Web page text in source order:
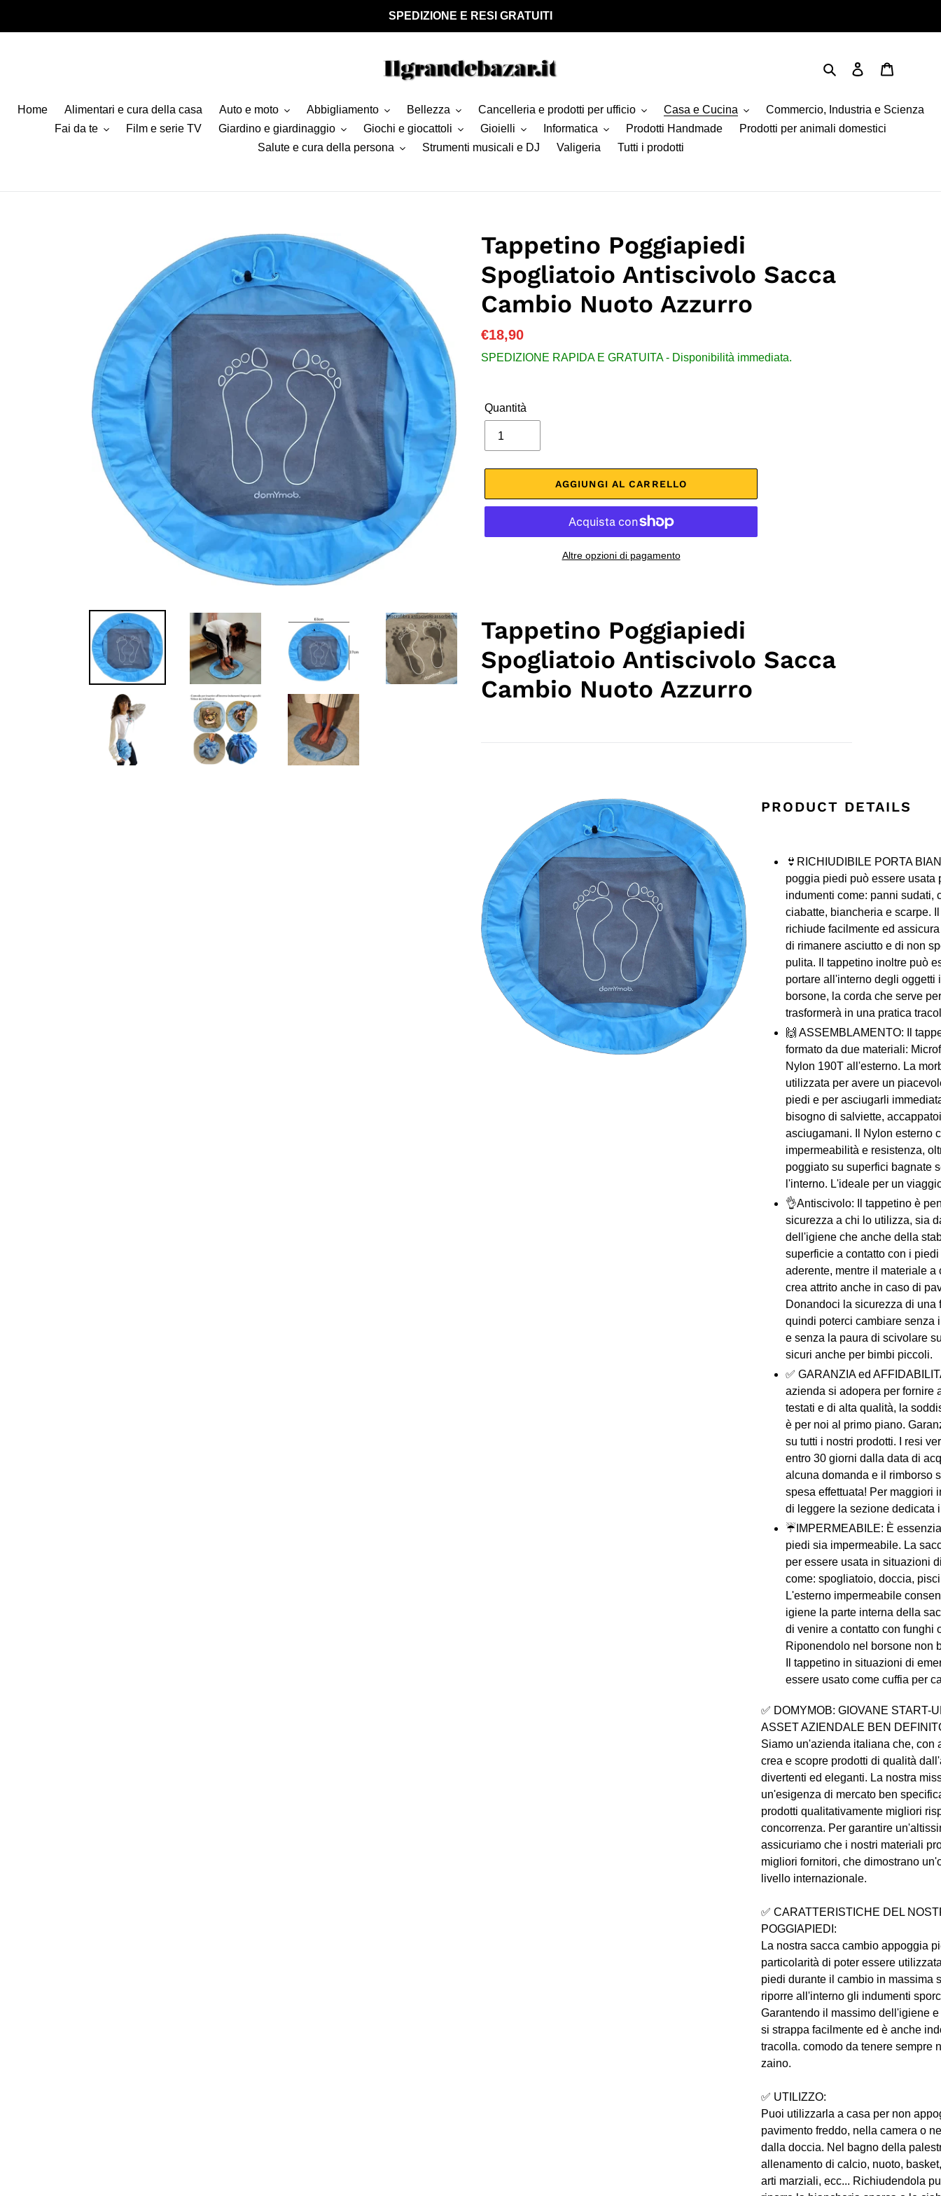
SPEDIZIONE E RESI GRATUITI
Cerca Accedi
Home Alimentari e cura della casa Auto e moto Abbigliamento Bellezza Cancelleria e prodotti per ufficio Casa e Cucina
Commercio, Industria e Scienza
Fai da te
Film e serie TV Giardino e giardinaggio Giochi e giocattoli Gioielli Informatica Prodotti Handmade
Prodotti per animali domestici
Salute e cura della persona
Strumenti musicali e DJ Valigeria Tutti i prodotti
Tappetino Poggiapiedi
Spogliatoio Antiscivolo Sacca
Cambio Nuoto Azzurro
Prezzo
di
€18,90
SPEDIZIONE RAPIDA E GRATUITA - Disponibilità immediata.
Quantità
AGGIUNGI AL CARRELLO
Altre opzioni di pagamento
nel
carrello
Tappetino Poggiapiedi
Spogliatoio Antiscivolo Sacca
Cambio Nuoto Azzurro
PRODUCT DETAILS
👙RICHIUDIBILE PORTA
poggia piedi può essere usata
indumenti come: panni sudati,
ciabatte, biancheria e scarpe.
richiude facilmente ed
di rimanere asciutto e di non
pulita. Il tappetino inoltre può
portare all'interno degli oggetti
borsone, la corda che serve
trasformerà in una pratica
🙌 ASSEMBLAMENTO: Il
formato da due materiali:
Nylon 190T all'esterno. La
utilizzata per avere un
piedi e per asciugarli
bisogno di salviette,
asciugamani. Il Nylon esterno
impermeabilità e resistenza,
poggiato su superfici bagnate
l'interno. L'ideale per un
👌Antiscivolo: Il tappetino è
sicurezza a chi lo utilizza, sia
dell'igiene che anche della
superficie a contatto con i
aderente, mentre il materiale a
crea attrito anche in caso di
Donandoci la sicurezza di una
quindi poterci cambiare senza
e senza la paura di scivolare
sicuri anche per bimbi piccoli.
✅ GARANZIA ed
azienda si adopera per fornire
testati e di alta qualità, la
è per noi al primo piano.
su tutti i nostri prodotti. I resi
entro 30 giorni dalla data di
alcuna domanda e il rimborso
spesa effettuata! Per maggiori
di leggere la sezione dedicata
☔️IMPERMEABILE: È
piedi sia impermeabile. La
per essere usata in situazioni
come: spogliatoio, doccia,
L'esterno impermeabile
igiene la parte interna della
di venire a contatto con funghi
Riponendolo nel borsone non
Il tappetino in situazioni di
essere usato come cuffia per
✅ DOMYMOB: GIOVANE START-
ASSET AZIENDALE BEN
Siamo un'azienda italiana che, con
crea e scopre prodotti di qualità
divertenti ed eleganti. La nostra
un'esigenza di mercato ben
prodotti qualitativamente migliori
concorrenza. Per garantire
assicuriamo che i nostri materiali
migliori fornitori, che dimostrano
livello internazionale.
✅ CARATTERISTICHE DEL
POGGIAPIEDI:
La nostra sacca cambio appoggia
particolarità di poter essere
piedi durante il cambio in massima
riporre all'interno gli indumenti
Garantendo il massimo dell'igiene
si strappa facilmente ed è anche
tracolla. comodo da tenere sempre
zaino.
✅ UTILIZZO:
Puoi utilizzarla a casa per non
pavimento freddo, nella camera o
dalla doccia. Nel bagno della
allenamento di calcio, nuoto,
arti marziali, ecc... Richiudendola